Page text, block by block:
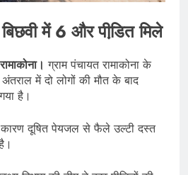
बिछवी में 6 और पीडि़त मिले
ग्राम पंचायत रामाकोना के
में दो लोगों की मौत के बाद
है।
कारण दूषित पेयजल से फैले उल्टी दस्त